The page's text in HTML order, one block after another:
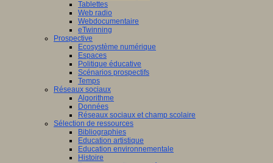
Tablettes
Web radio
Webdocumentaire
eTwinning
Prospective
Ecosystème numérique
Espaces
Politique éducative
Scénarios prospectifs
Temps
Réseaux sociaux
Algorithme
Données
Réseaux sociaux et champ scolaire
Sélection de ressources
Bibliographies
Education artistique
Education environnementale
Histoire